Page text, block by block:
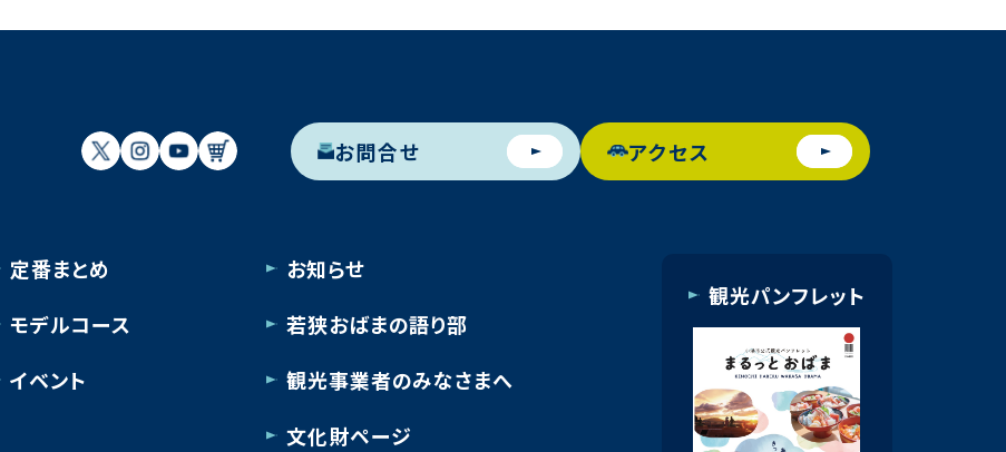
お問合せ アクセス
定番まとめ
モデルコース
イベント
お知らせ
若狭おばまの語り部
観光事業者のみなさまへ
文化財ページ
観光パンフレット